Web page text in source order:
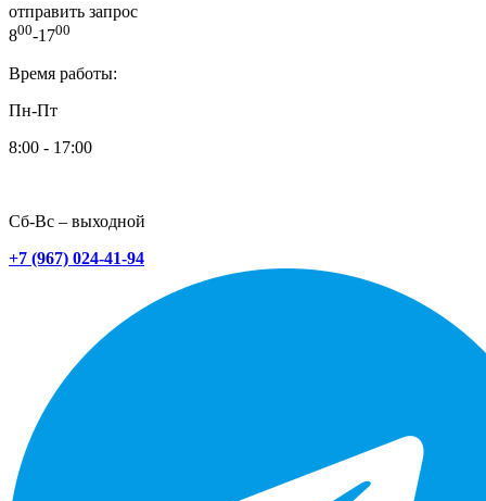
отправить запрос
800-1700
Время работы:
Пн-Пт
8:00 - 17:00
Сб-Вс – выходной
+7 (967) 024-41-94